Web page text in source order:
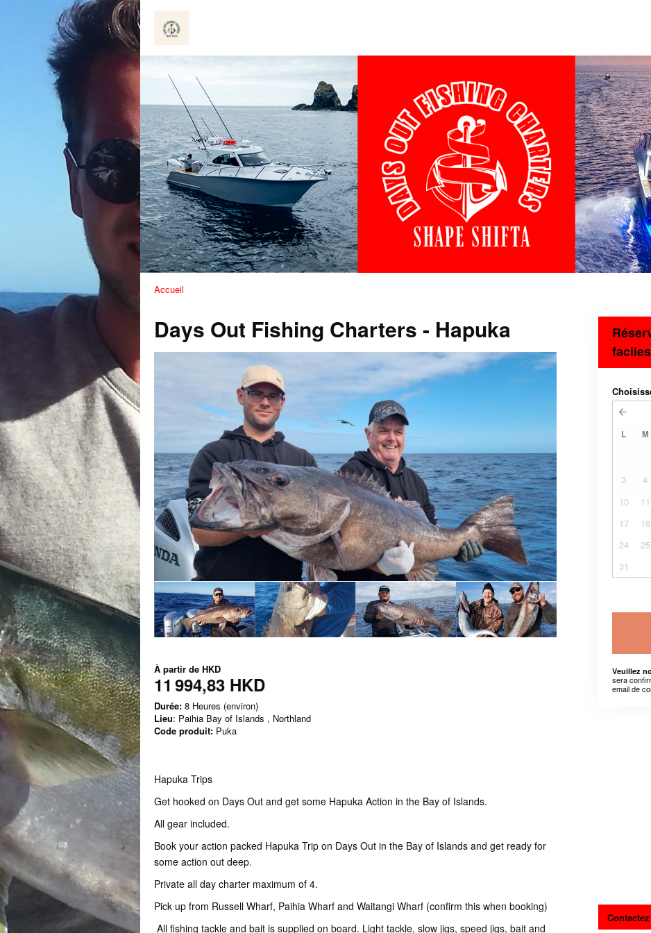
Accueil
Days Out Fishing Charters - Hapuka
À partir de HKD
11 994,83 HKD
Durée: 8 Heures (environ)
Lieu: Paihia Bay of Islands , Northland
Code produit: Puka
Hapuka Trips
Get hooked on Days Out and get some Hapuka Action in the Bay of Islands.
All gear included.
Book your action packed Hapuka Trip on Days Out in the Bay of Islands and get ready for
some action out deep.
Private all day charter maximum of 4.
Pick up from Russell Wharf, Paihia Wharf and Waitangi Wharf (confirm this when booking)
All fishing tackle and bait is supplied on board. Light tackle, slow jigs, speed jigs, bait and
faciles
L M
3
4
10
11
17
18
24
25
31
Veuillez
sera
email de